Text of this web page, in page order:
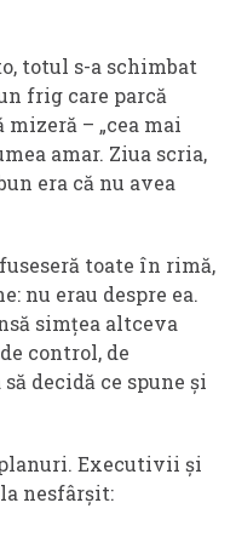
totul s-a schimbat
frig care parcă
– „cea mai
amar. Ziua scria,
era că nu avea
toate în rimă,
nu erau despre ea.
simțea altceva
control, de
decidă ce spune și
Executivii și
nesfârșit: